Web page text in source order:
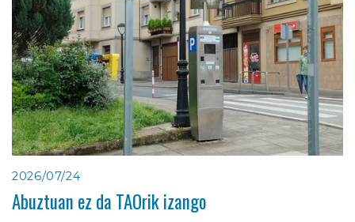
2026/07/24
Abuztuan ez da TAOrik izango